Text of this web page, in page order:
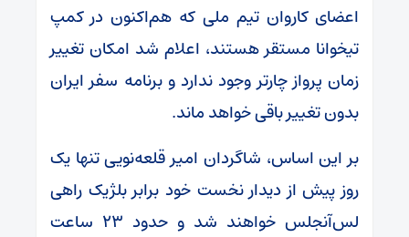
اعضای کاروان تیم ملی که هم‌اکنون در کمپ
تیخوانا مستقر هستند، اعلام شد امکان تغییر
زمان پرواز چارتر وجود ندارد و برنامه سفر ایران
بدون تغییر باقی خواهد ماند.
بر این اساس، شاگردان امیر قلعه‌نویی تنها یک
روز پیش از دیدار نخست خود برابر بلژیک راهی
لس‌آنجلس خواهند شد و حدود ۲۳ ساعت